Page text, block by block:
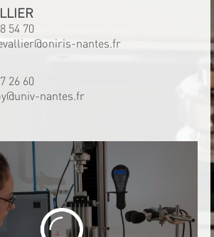
54 70
nantes.fr
26 60
nantes.fr